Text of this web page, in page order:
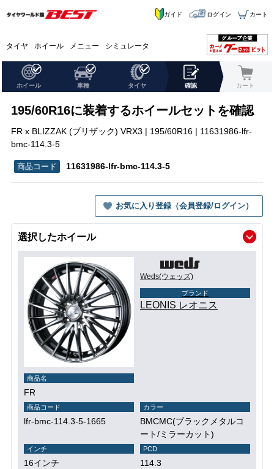
タイヤ ホイール メニュー シミュレータ
ガイド ログイン カート
ホイール 車種 タイヤ 確認 カート
195/60R16に装着するホイールセットを確認
FR x BLIZZAK (ブリザック) VRX3 | 195/60R16 | 11631986-lfr-
bmc-114.3-5
11631986-lfr-bmc-114.3-5
お気に入り登録（会員登録/ログイン）
選択したホイール
Weds(ウェッズ)
ブランド
LEONIS レオニス
商品名
FR
商品コード
lfr-bmc-114.3-5-1665
カラー
BMCMC(ブラックメタルコ
ート/ミラーカット)
インチ
16インチ
PCD
114.3